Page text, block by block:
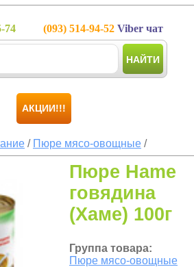
74 (093) 514-94-52 Viber чат
НАЙТИ
АКЦИИ!!!
/ Пюре мясо-овощные /
Пюре Hame
говядина
(Хаме) 100г
Группа товара:
Пюре мясо-овощные